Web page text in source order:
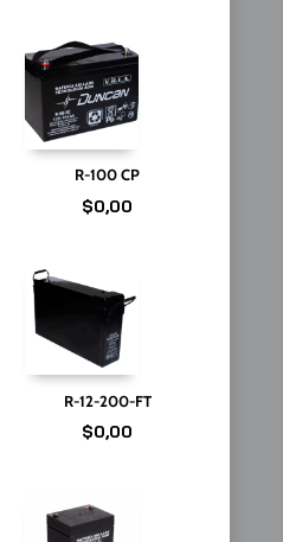
R-100 CP
$0,00
R-12-200-FT
$0,00